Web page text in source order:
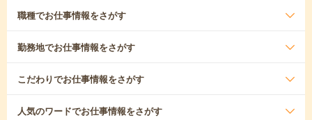
職種でお仕事情報をさがす
勤務地でお仕事情報をさがす
こだわりでお仕事情報をさがす
人気のワードでお仕事情報をさがす